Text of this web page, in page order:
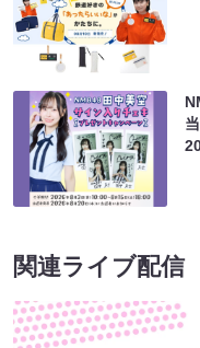
関連ライブ配信